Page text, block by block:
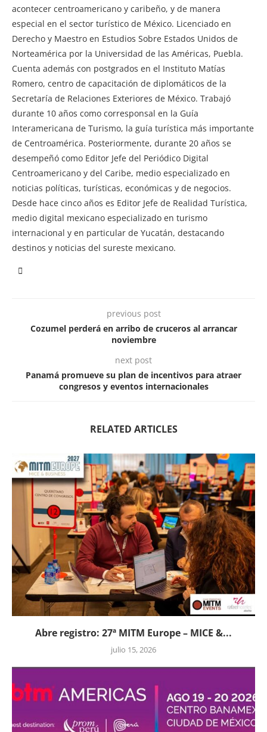
acontecer centroamericano y caribeño, y de manera
especial en el sector turístico de México. Licenciado en
Derecho y Maestro en Estudios Sobre Estados Unidos de
Norteamérica por la Universidad de las Américas, Puebla.
Cuenta además con postgrados en el Instituto Matías
Romero, centro de capacitación de diplomáticos de la
Secretaría de Relaciones Exteriores de México. Trabajó
durante 10 años como corresponsal en la Guía
Interamericana de Turismo, la guía turística más importante
de Centroamérica. Posteriormente, durante 20 años se
desempeñó como Editor Jefe del Periódico Digital
Centroamericano y del Caribe, medio especializado en
noticias políticas, turísticas, económicas y de negocios.
Desde hace cinco años es Editor Jefe de Realidad Turística,
medio digital mexicano especializado en turismo
internacional y en particular de Yucatán, destacando
destinos y noticias del sureste mexicano.
previous post
Cozumel perderá en arribo de cruceros al arrancar
noviembre
next post
Panamá promueve su plan de incentivos para atraer
congresos y eventos internacionales
RELATED ARTICLES
Abre registro: 27ª MITM Europe – MICE &...
julio 15, 2026